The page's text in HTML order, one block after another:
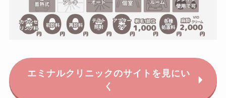
エミナルクリニックのサイトを見にい
く